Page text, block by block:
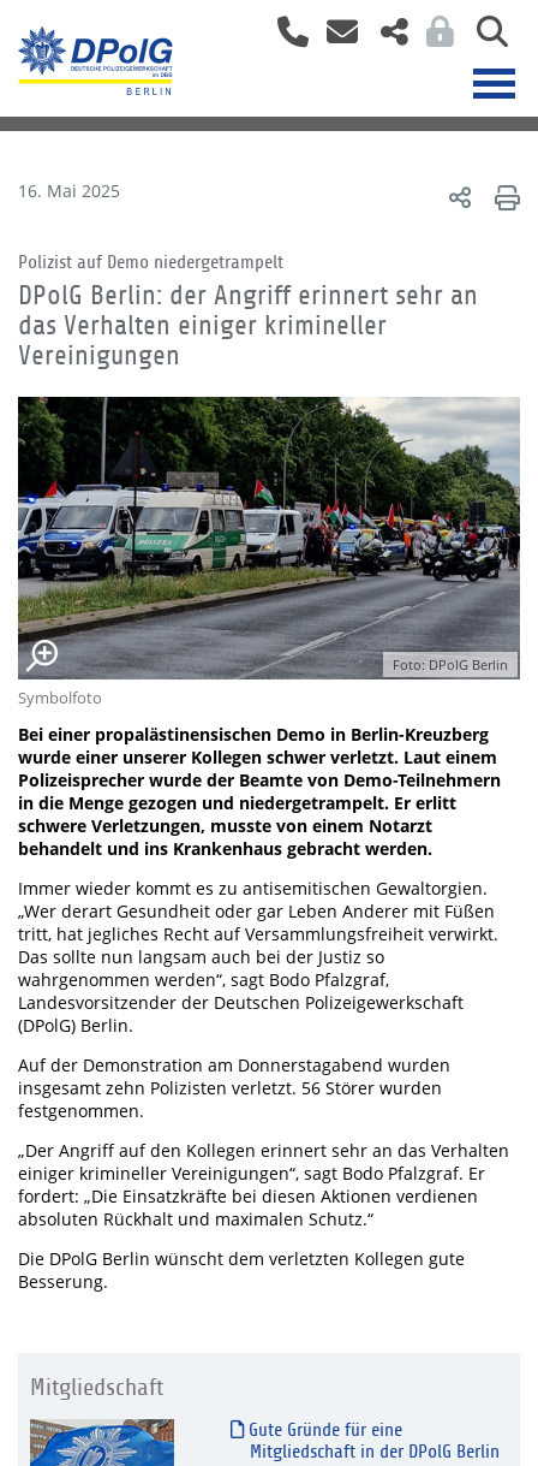
16. Mai 2025
Polizist auf Demo niedergetrampelt
DPolG Berlin: der Angriff erinnert sehr an
das Verhalten einiger krimineller
Vereinigungen
Foto: DPolG Berlin
Symbolfoto
Bei einer propalästinensischen Demo in Berlin-Kreuzberg
wurde einer unserer Kollegen schwer verletzt. Laut einem
Polizeisprecher wurde der Beamte von Demo-Teilnehmern
in die Menge gezogen und niedergetrampelt. Er erlitt
schwere Verletzungen, musste von einem Notarzt
behandelt und ins Krankenhaus gebracht werden.
Immer wieder kommt es zu antisemitischen Gewaltorgien.
„Wer derart Gesundheit oder gar Leben Anderer mit Füßen
tritt, hat jegliches Recht auf Versammlungsfreiheit verwirkt.
Das sollte nun langsam auch bei der Justiz so
wahrgenommen werden“, sagt Bodo Pfalzgraf,
Landesvorsitzender der Deutschen Polizeigewerkschaft
(DPolG) Berlin.
Auf der Demonstration am Donnerstagabend wurden
insgesamt zehn Polizisten verletzt. 56 Störer wurden
festgenommen.
„Der Angriff auf den Kollegen erinnert sehr an das Verhalten
einiger krimineller Vereinigungen“, sagt Bodo Pfalzgraf. Er
fordert: „Die Einsatzkräfte bei diesen Aktionen verdienen
absoluten Rückhalt und maximalen Schutz.“
Die DPolG Berlin wünscht dem verletzten Kollegen gute
Besserung.
Mitgliedschaft
Gute Gründe für eine
Mitgliedschaft in der DPolG Berlin